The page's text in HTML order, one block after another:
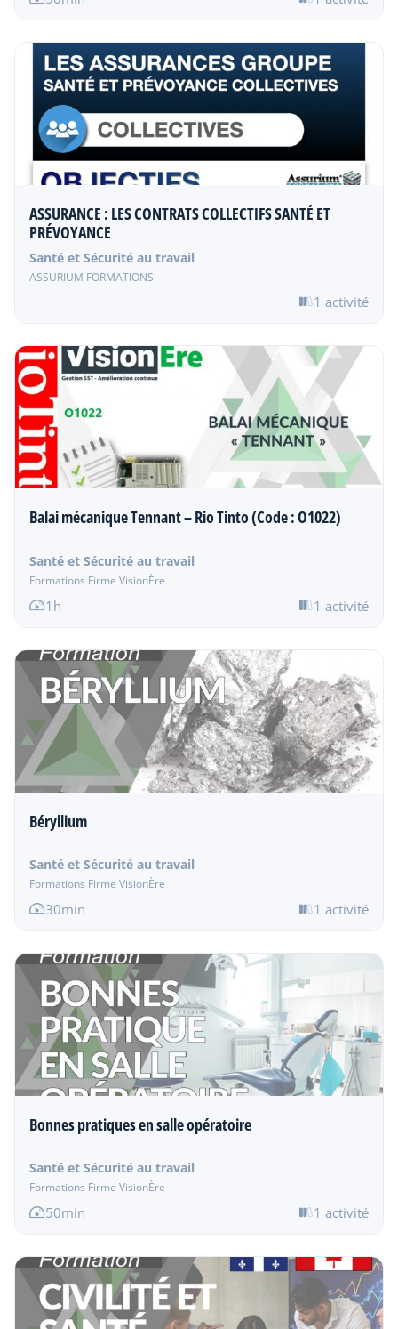
ASSURANCE : LES CONTRATS COLLECTIFS SANTÉ ET
PRÉVOYANCE
Santé et Sécurité au travail
ASSURIUM FORMATIONS
1 activité
Balai mécanique Tennant – Rio Tinto (Code : O1022)
Santé et Sécurité au travail
Formations Firme VisionÈre
1h 1 activité
Béryllium
Santé et Sécurité au travail
Formations Firme VisionÈre
30min 1 activité
Bonnes pratiques en salle opératoire
Santé et Sécurité au travail
Formations Firme VisionÈre
50min 1 activité